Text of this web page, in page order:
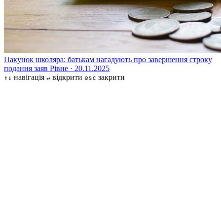
Пакунок школяра: батькам нагадують про завершення строку
подання заяв Рівне · 20.11.2025
↑↓ навігація ↵ відкрити esc закрити